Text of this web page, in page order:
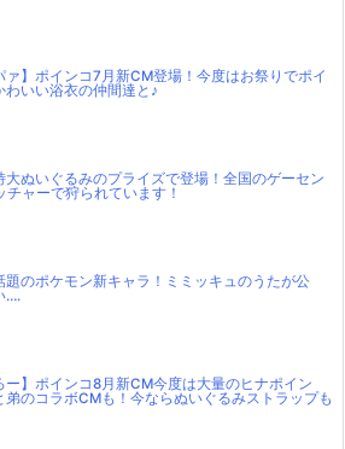
ァ】ポインコ7月新CM登場！今度はお祭りでポイ
わいい浴衣の仲間達と♪
大ぬいぐるみのプライズで登場！全国のゲーセン
チャーで狩られています！
題のポケモン新キャラ！ミミッキュのうたが公
….
ー】ポインコ8月新CM今度は大量のヒナポイン
弟のコラボCMも！今ならぬいぐるみストラップも